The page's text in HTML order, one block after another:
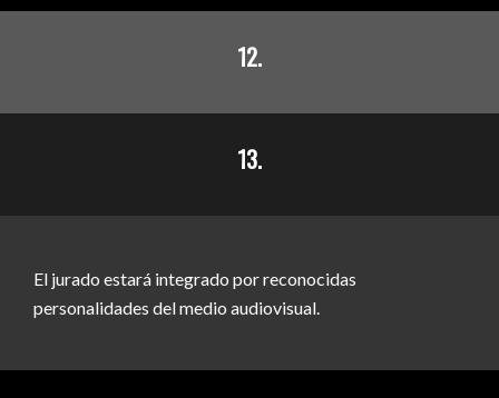
12.
13.
El jurado estará integrado por reconocidas
personalidades del medio audiovisual.